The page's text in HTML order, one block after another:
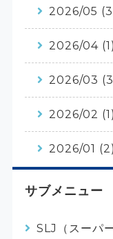
サブメニュー
SLJ（スーパ
2026/05
2026/04 (1)
2026/03
2026/02 (1)
2026/01 (2)